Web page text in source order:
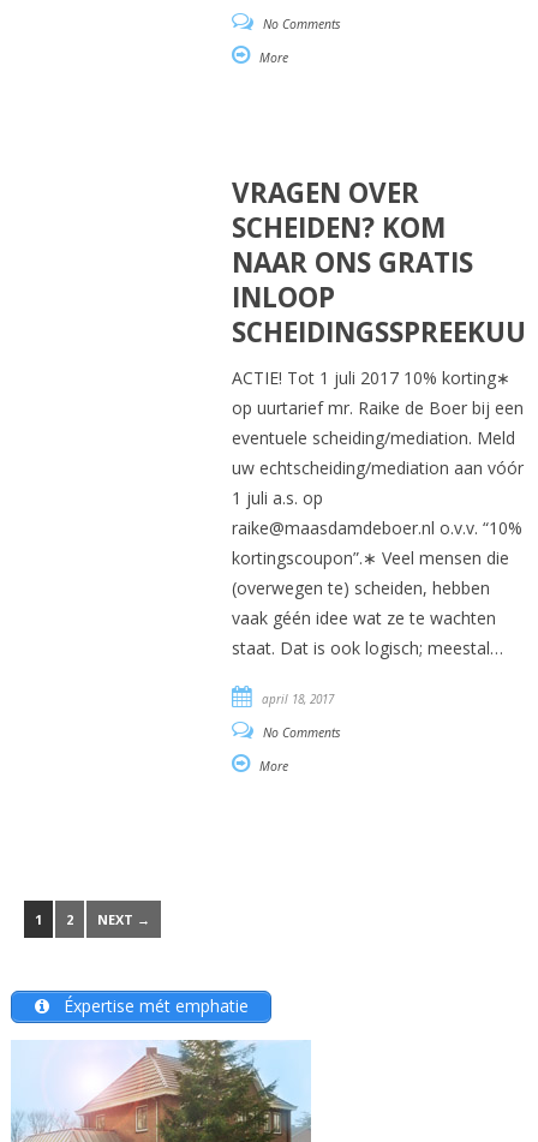
No Comments
More
VRAGEN OVER
SCHEIDEN? KOM
NAAR ONS GRATIS
INLOOP
ACTIE! Tot 1 juli 2017 10% korting∗
op uurtarief mr. Raike de Boer bij een
eventuele scheiding/mediation. Meld
uw echtscheiding/mediation aan vóór
1 juli a.s. op
raike@maasdamdeboer.nl o.v.v. “10%
kortingscoupon”.∗ Veel mensen die
(overwegen te) scheiden, hebben
vaak géén idee wat ze te wachten
staat. Dat is ook logisch; meestal…
april 18, 2017
No Comments
More
1 2 NEXT →
Éxpertise mét emphatie